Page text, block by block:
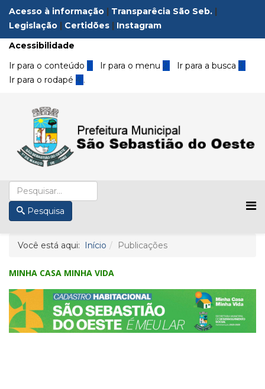
Acesso à informação | Transparêcia São Seb. |
Legislação | Certidões | Instagram
Acessibilidade
Ir para o conteúdo 1 Ir para o menu 2 Ir para a busca3
Ir para o rodapé 4 .
Pesquisa
Você está aqui: Início Publicações
MINHA CASA MINHA VIDA